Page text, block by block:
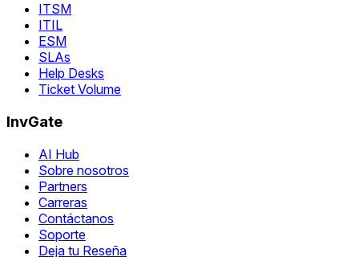
ITSM
ITIL
ESM
SLAs
Help Desks
Ticket Volume
InvGate
AI Hub
Sobre nosotros
Partners
Carreras
Contáctanos
Soporte
Deja tu Reseña